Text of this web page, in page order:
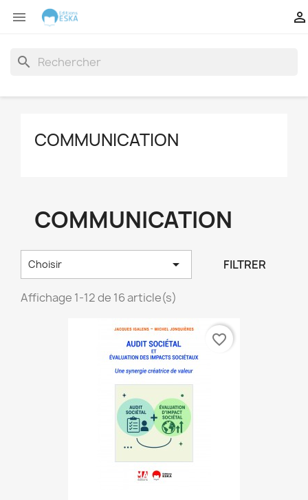
 
search
COMMUNICATION
COMMUNICATION
Choisir  FILTRER
Affichage 1-12 de 16 article(s)
favorite_border